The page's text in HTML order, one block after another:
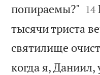
попираемы?" 

14
тысячи триста
святилище
когда я, Даниил,